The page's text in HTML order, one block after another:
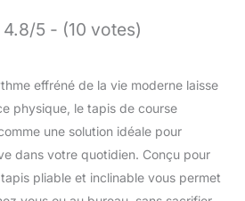
4.8/5 - (10 votes)
effréné de la vie moderne laisse
physique, le tapis de course
une solution idéale pour
dans votre quotidien. Conçu pour
pliable et inclinable vous permet